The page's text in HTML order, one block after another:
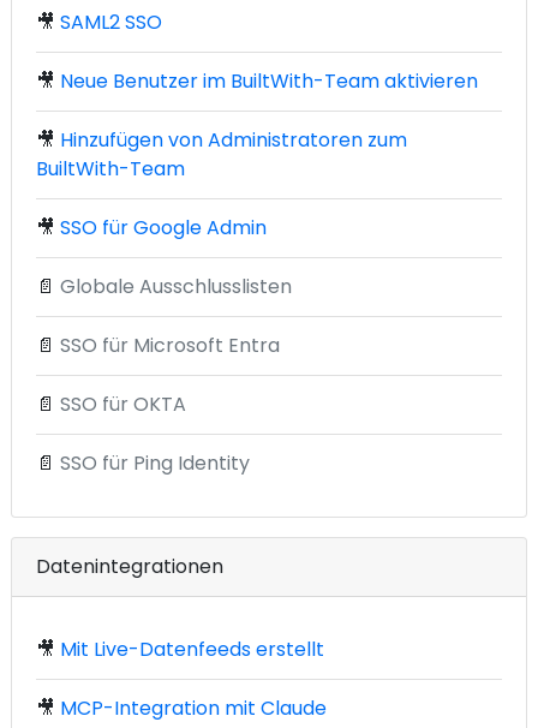
🎥 SAML2 SSO
🎥 Neue Benutzer im BuiltWith-Team aktivieren
🎥 Hinzufügen von Administratoren zum
BuiltWith-Team
🎥 SSO für Google Admin
📄 Globale Ausschlusslisten
📄 SSO für Microsoft Entra
📄 SSO für OKTA
📄 SSO für Ping Identity
Datenintegrationen
🎥 Mit Live-Datenfeeds erstellt
🎥 MCP-Integration mit Claude